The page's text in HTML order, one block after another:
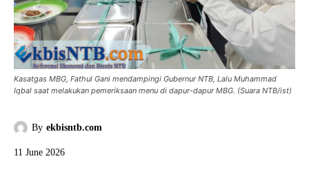
Kasatgas MBG, Fathul Gani mendampingi Gubernur NTB, Lalu Muhammad
Iqbal saat melakukan pemeriksaan menu di dapur-dapur MBG. (Suara NTB/ist)
By ekbisntb.com
11 June 2026